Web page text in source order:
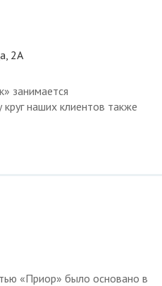
2А
занимается
круг наших клиентов также
«Приор» было основано в